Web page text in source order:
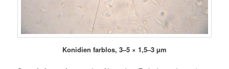
Konidien farblos, 3–5 × 1,5–3 µm